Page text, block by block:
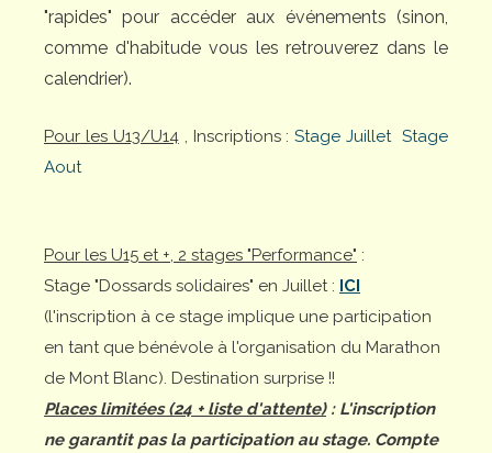
"rapides" pour accéder aux événements (sinon,
comme d'habitude vous les retrouverez dans le
calendrier).
Pour les U13/U14, Inscriptions :Stage Juillet Stage
Aout
Pour les U15 et +, 2 stages "Performance" :
Stage "Dossards solidaires" en Juillet : ICI
(l'inscription à ce stage implique une participation
en tant que bénévole à l'organisation du Marathon
de Mont Blanc). Destination surprise !!
Places limitées (24 + liste d'attente): L'inscription
ne garantit pas la participation au stage. Compte